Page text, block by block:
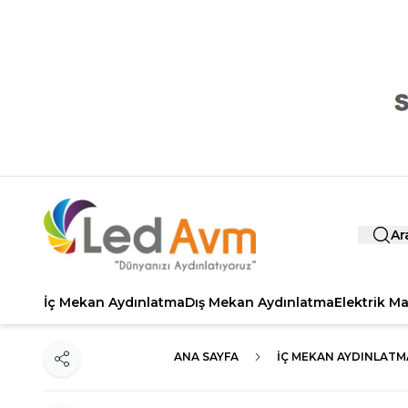
İç Mekan AydınlatmaDış Mekan AydınlatmaElektrik
ANA SAYFA İÇ MEKAN
Paylaş